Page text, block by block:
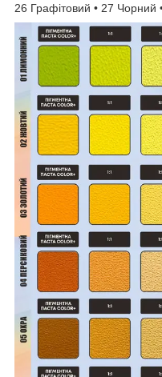
26 Графітовий • 27 Чорний